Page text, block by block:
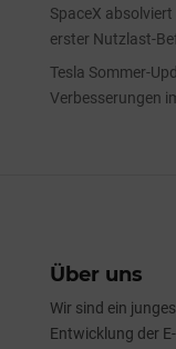
SpaceX
erster Nutzlast-
Tesla Sommer-
Verbesserungen
Über uns
Wir sind ein
Entwicklung der